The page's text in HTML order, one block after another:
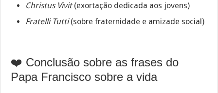
Christus Vivit(exortação dedicada aos jovens)
Fratelli Tutti(sobre fraternidade e amizade social)
❤️ Conclusão sobre as frases do
Papa Francisco sobre a vida